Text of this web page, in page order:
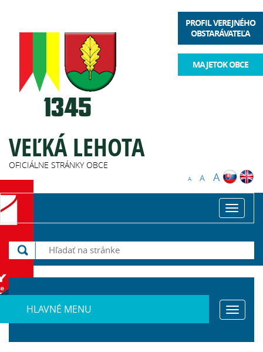
VEĽKÁ LEHOTA
OFICIÁLNE STRÁNKY OBCE
PROFIL VEREJNÉHO
OBSTARÁVATEĽA
MAJETOK OBCE
A A A
Toggle
HLAVNÉ MENU
Toggle